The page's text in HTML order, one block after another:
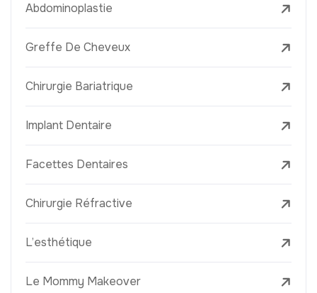
Abdominoplastie
Greffe De Cheveux
Chirurgie Bariatrique
Implant Dentaire
Facettes Dentaires
Chirurgie Réfractive
L’esthétique
Le Mommy Makeover